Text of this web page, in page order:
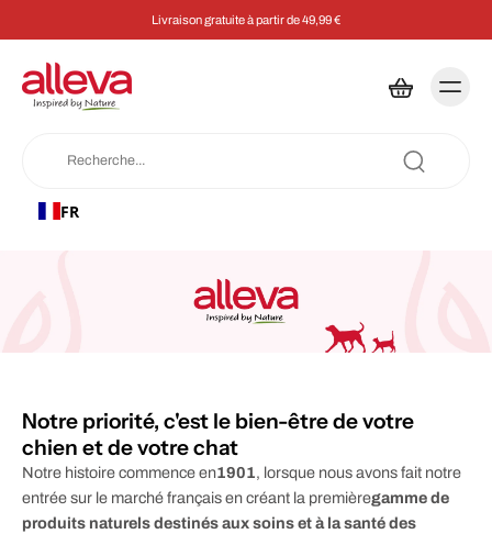
Livraison gratuite à partir de 49,99 €
FR
Notre priorité, c'est le bien-être de votre
chien et de votre chat
Notre histoire commence en1901, lorsque nous avons fait notre
entrée sur le marché français en créant la premièregamme de
produits naturels destinés aux soins et à la santé des